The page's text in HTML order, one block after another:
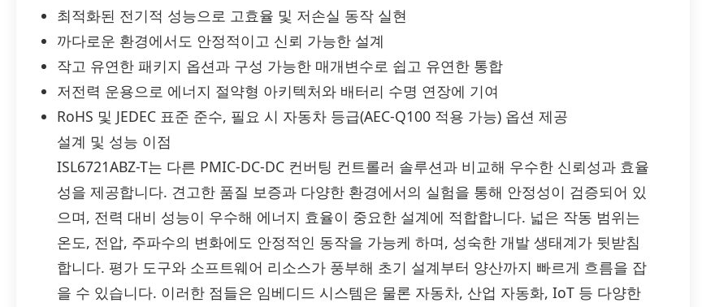
최적화된 전기적 성능으로 고효율 및 저손실 동작 실현
까다로운 환경에서도 안정적이고 신뢰 가능한 설계
작고 유연한 패키지 옵션과 구성 가능한 매개변수로 쉽고 유연한 통합
저전력 운용으로 에너지 절약형 아키텍처와 배터리 수명 연장에 기여
RoHS 및 JEDEC 표준 준수, 필요 시 자동차 등급(AEC-Q100 적용 가능) 옵션 제공
설계 및 성능 이점
ISL6721ABZ-T는 다른 PMIC-DC-DC 컨버팅 컨트롤러 솔루션과 비교해 우수한 신뢰성과 효율
성을 제공합니다. 견고한 품질 보증과 다양한 환경에서의 실험을 통해 안정성이 검증되어 있
으며, 전력 대비 성능이 우수해 에너지 효율이 중요한 설계에 적합합니다. 넓은 작동 범위는
온도, 전압, 주파수의 변화에도 안정적인 동작을 가능케 하며, 성숙한 개발 생태계가 뒷받침
합니다. 평가 도구와 소프트웨어 리소스가 풍부해 초기 설계부터 양산까지 빠르게 흐름을 잡
을 수 있습니다. 이러한 점들은 임베디드 시스템은 물론 자동차, 산업 자동화, IoT 등 다양한